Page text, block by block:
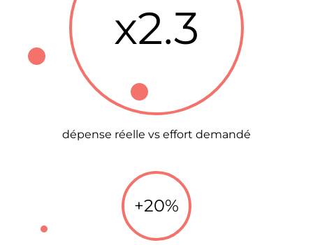
x2.3
dépense réelle vs effort demandé
+20%